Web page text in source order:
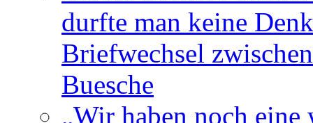
durfte man keine
Briefwechsel
Buesche
„Wir haben noch